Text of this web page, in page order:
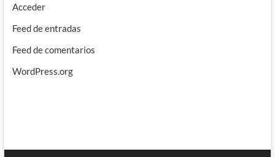
Acceder
Feed de entradas
Feed de comentarios
WordPress.org